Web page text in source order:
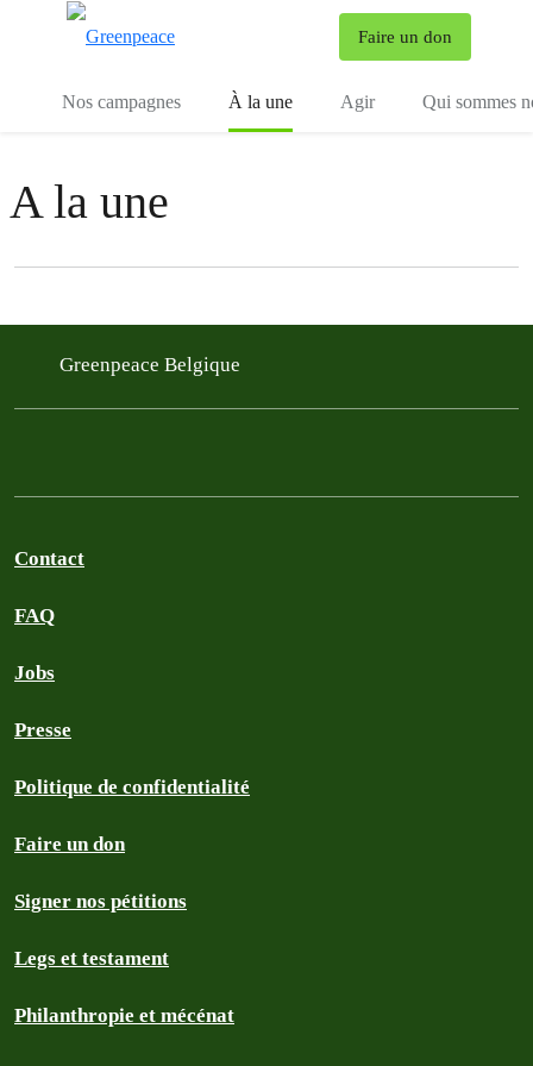
Faire un don
Nos campagnes À la une Agir Qui sommes
A la une
Filter posts
Greenpeace Belgique
Contact
FAQ
Jobs
Presse
Politique de confidentialité
Faire un don
Signer nos pétitions
Legs et testament
Philanthropie et mécénat